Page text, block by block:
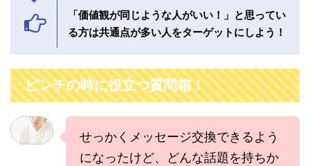
「価値観が同じような人がいい！」と思ってい
る方は共通点が多い人をターゲットにしよう！
ピンチの時に役立つ質問箱！
せっかくメッセージ交換できるよう
になったけど、どんな話題を持ちか